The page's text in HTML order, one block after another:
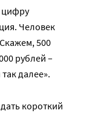
цифру
Человек
500
рублей –
далее».
короткий